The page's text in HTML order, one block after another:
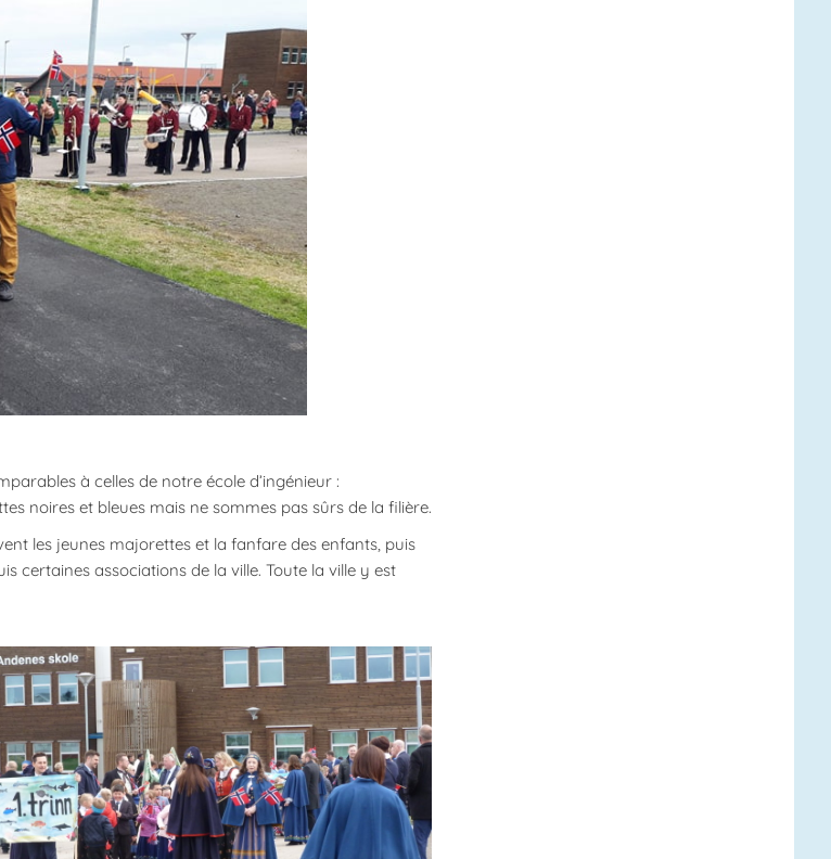
à celles de notre école d’ingénieur :
noires et bleues mais ne sommes pas sûrs de la filière.
les jeunes majorettes et la fanfare des enfants, puis
certaines associations de la ville. Toute la ville y est